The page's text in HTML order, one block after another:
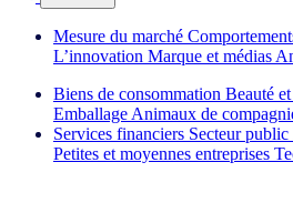
Mesure du marché
L’innovation Marque et médias
Biens de consommation Beauté
Emballage Animaux de
Services financiers Secteur public
Petites et moyennes entreprises